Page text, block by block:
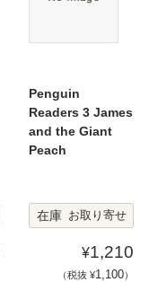
Penguin
Readers 3 James
and the Giant
Peach
在庫 お取り寄せ
¥1,210
（税抜 ¥1,100）